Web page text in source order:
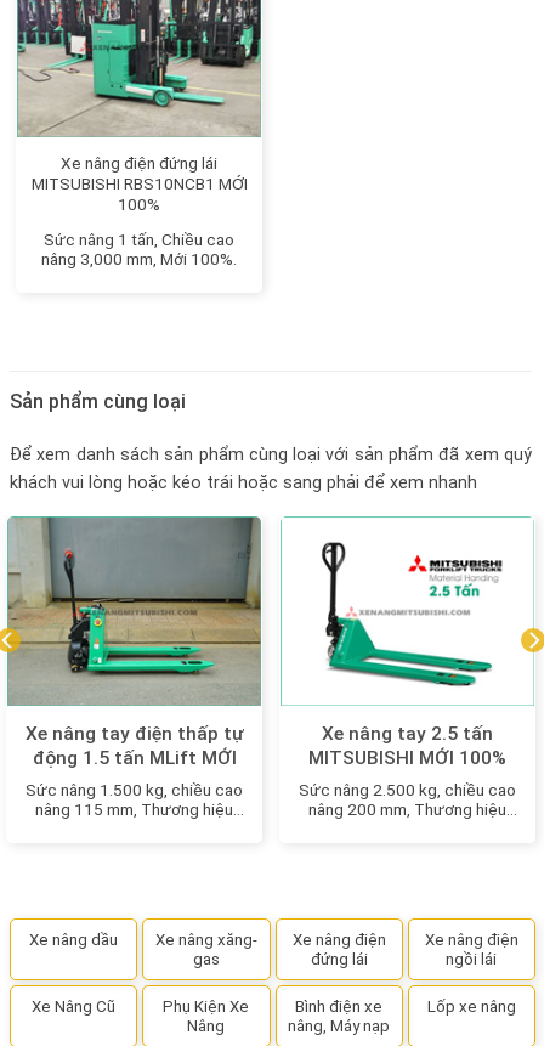
Xe nâng điện đứng lái
MITSUBISHI RBS10NCB1 MỚI
100%
Sức nâng 1 tấn, Chiều cao
nâng 3,000 mm, Mới 100%.
Sản phẩm cùng loại
Để xem danh sách sản phẩm cùng loại với sản phẩm đã xem quý
khách vui lòng hoặc kéo trái hoặc sang phải để xem nhanh
Xe nâng tay điện thấp tự
động 1.5 tấn MLift MỚI
100%
Sức nâng 1.500 kg, chiều cao
nâng 115 mm, Thương hiệu
Xe nâng tay 2.5 tấn
MITSUBISHI MỚI 100%
Sức nâng 2.500 kg, chiều cao
nâng 200 mm, Thương hiệu
Xe nâng dầu
Xe nâng xăng-
gas
Xe nâng điện
đứng lái
Xe nâng điện
ngồi lái
Xe Nâng Cũ
Phụ Kiện Xe
Nâng
Bình điện xe
nâng, Máy nạp
Lốp xe nâng